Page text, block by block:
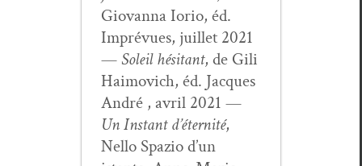
Gio­van­na Iorio, éd.
Imprévues, juil­let 2021
— Soleil hési­tant, de Gili
Haimovich, éd. Jacques
André , avril 2021 —
Un Instant d’é­ter­nité,
Nel­lo Spazio d’un